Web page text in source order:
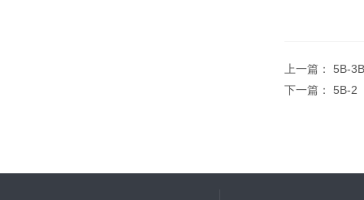
上一篇： 5B-
下一篇： 5B-2